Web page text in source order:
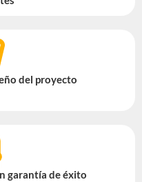
del proyecto
garantía de éxito